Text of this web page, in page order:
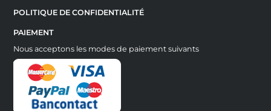
POLITIQUE DE CONFIDENTIALITÉ
PAIEMENT
Nous acceptons les modes de paiement suivants